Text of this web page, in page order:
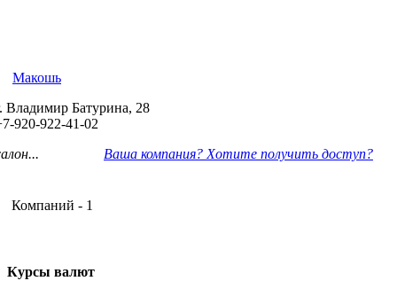
Макошь
Владимир Батурина, 28
920-922-41-02
Ваша компания? Хотите получить доступ?
Компаний - 1
Курсы валют